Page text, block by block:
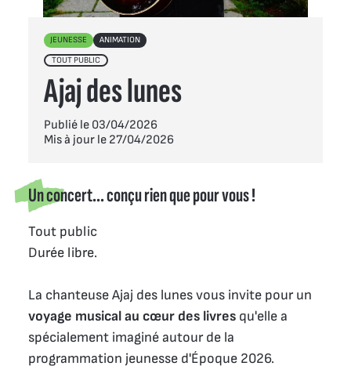
JEUNESSE ANIMATION
TOUT PUBLIC
Ajaj des lunes
Publié le 03/04/2026
Mis à jour le 27/04/2026
Un concert... conçu rien que pour vous !
Tout public
Durée libre.
La chanteuse Ajaj des lunes vous invite pour un
voyage musical au cœur des livres qu'elle a
spécialement imaginé autour de la
programmation jeunesse d'Époque 2026.